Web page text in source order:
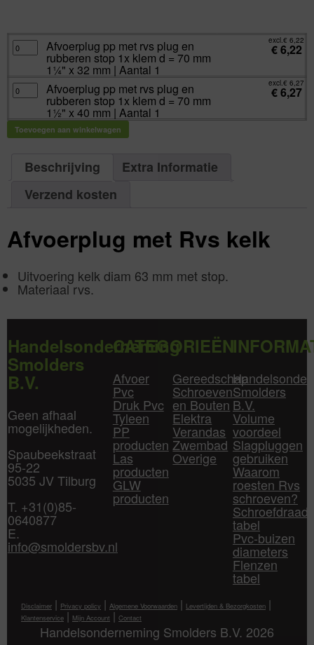
Afvoerplug
pp
met
en
rubberen
stop
d
=
70
Aantal
Afvoerplug pp met rvs plug en
rubberen stop 1x klem d = 70 mm
1¼" x 32 mm | Aantal 1
excl.€ 6,22
€6,22
Afvoerplug
pp
met
en
rubberen
stop
Aantal
1
aantal
Afvoerplug pp met rvs plug en
rubberen stop 1x klem d = 70 mm
1½" x 40 mm | Aantal 1
excl.€ 6,27
€6,27
Toevoegen aan winkelwagen
Beschrijving
Extra Informatie
Verzend kosten
Afvoerplug met Rvs kelk
Uitvoering kelk diam 63 mm met stop.
Materiaal rvs.
Handelsonderneming
Smolders
B.V.
Geen afhaal
mogelijkheden.
Spaubeekstraat
95-22
5035 JV Tilburg
T. +31(0)85-
0640877
E.
info@smoldersbv.nl
CATEGORIEËN
Afvoer
Pvc
Druk Pvc
Tyleen
PP
producten
Las
producten
GLW
producten
Gereedschap
Schroeven
en Bouten
Elektra
Verandas
Zwembad
Overige
Smolders
B.V.
Volume
voordeel
Slagpluggen
gebruiken
Waarom
roesten Rvs
schroeven?
Schroefdraad
tabel
Pvc-buizen
diameters
Flenzen
tabel
Disclaimer | Privacy policy | Algemene Voorwaarden | Levertijden & Bezorgkosten |
Klantenservice | Mijn Account | Contact
Handelsonderneming Smolders B.V. 2026